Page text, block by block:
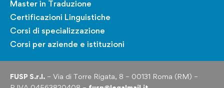
Master in Traduzione
Certificazioni Linguistiche
Corsi di specializzazione
Corsi per aziende e istituzioni
FUSP S.r.l. – Via di Torre Rigata, 8 – 00131 Roma (RM) –